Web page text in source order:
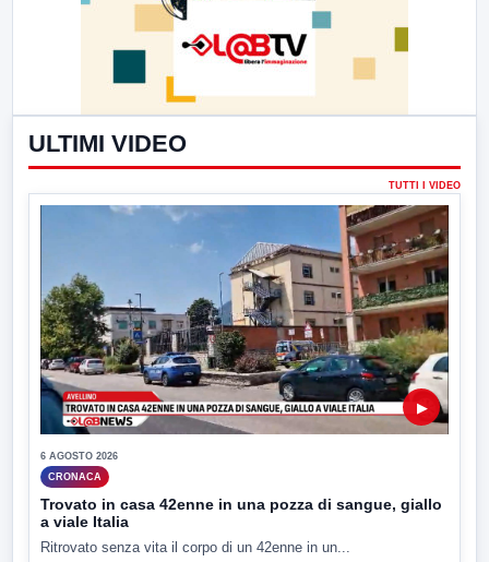
ULTIMI VIDEO
TUTTI I VIDEO
▶
6 AGOSTO 2026
CRONACA
Trovato in casa 42enne in una pozza di sangue, giallo
a viale Italia
Ritrovato senza vita il corpo di un 42enne in un...